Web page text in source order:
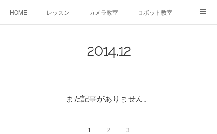
HOME レッスン カメラ教室 ロボット教室
2014.12
まだ記事がありません。
1 2 3